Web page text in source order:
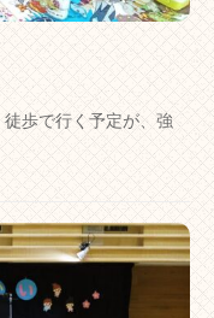
歩で行く予定が、強